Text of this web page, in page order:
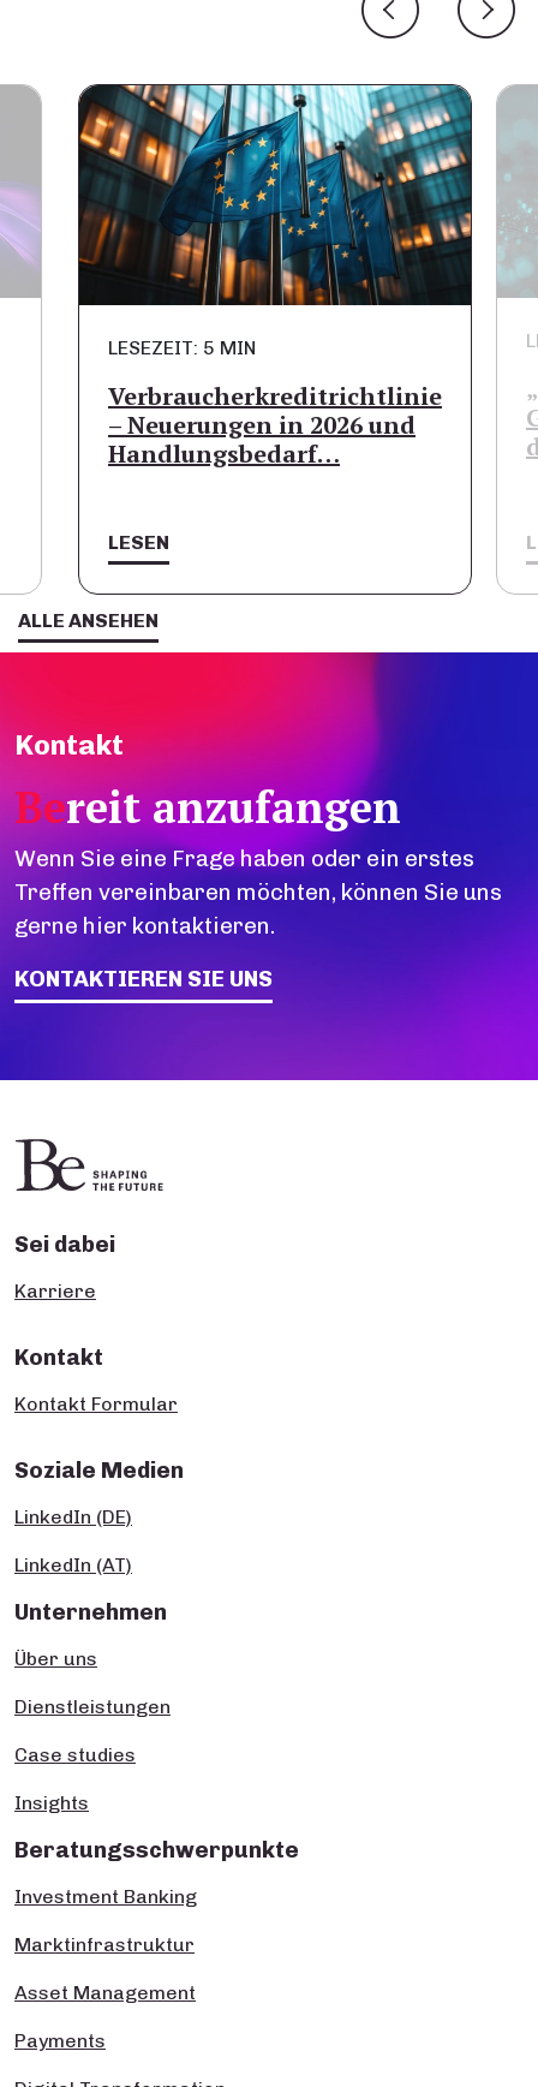
ALLE ANSEHEN
LESEZEIT: 5 MIN
Verbraucherkreditrichtlinie
– Neuerungen in 2026 und
Handlungsbedarf…
LESEN
Kontakt
Bereit anzufangen
Wenn Sie eine Frage haben oder ein erstes
Treffen vereinbaren möchten, können Sie uns
gerne hier kontaktieren.
KONTAKTIEREN SIE UNS
Sei dabei
Karriere
Kontakt
Kontakt Formular
Soziale Medien
LinkedIn (DE)
LinkedIn (AT)
Unternehmen
Über uns
Dienstleistungen
Case studies
Insights
Beratungsschwerpunkte
Investment Banking
Marktinfrastruktur
Asset Management
Payments